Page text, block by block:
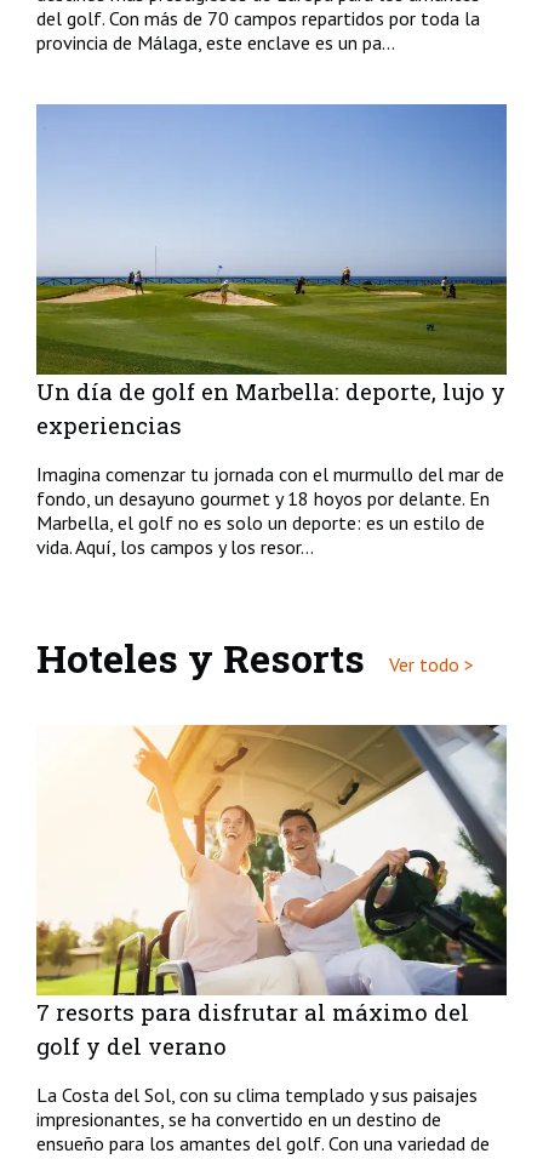
del golf. Con más de 70 campos repartidos por toda la
provincia de Málaga, este enclave es un pa...
Un día de golf en Marbella: deporte, lujo y
experiencias
Imagina comenzar tu jornada con el murmullo del mar de
fondo, un desayuno gourmet y 18 hoyos por delante. En
Marbella, el golf no es solo un deporte: es un estilo de
vida. Aquí, los campos y los resor...
Hoteles y Resorts Ver todo >
7 resorts para disfrutar al máximo del
golf y del verano
La Costa del Sol, con su clima templado y sus paisajes
impresionantes, se ha convertido en un destino de
ensueño para los amantes del golf. Con una variedad de